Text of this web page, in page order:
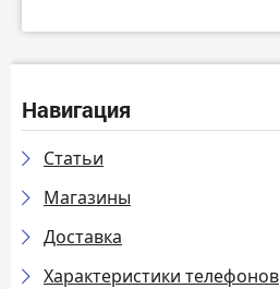
Навигация
Статьи
Магазины
Доставка
Характеристики телефонов